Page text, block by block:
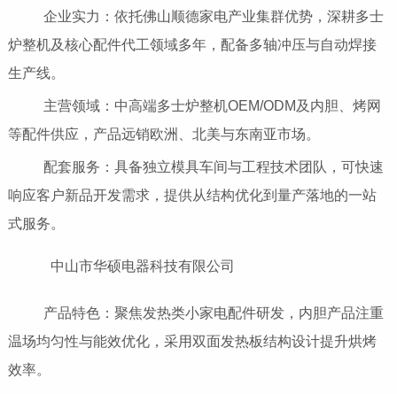
企业实力：依托佛山顺德家电产业集群优势，深耕多士
炉整机及核心配件代工领域多年，配备多轴冲压与自动焊接
生产线。
主营领域：中高端多士炉整机OEM/ODM及内胆、烤网
等配件供应，产品远销欧洲、北美与东南亚市场。
配套服务：具备独立模具车间与工程技术团队，可快速
响应客户新品开发需求，提供从结构优化到量产落地的一站
式服务。
中山市华硕电器科技有限公司
产品特色：聚焦发热类小家电配件研发，内胆产品注重
温场均匀性与能效优化，采用双面发热板结构设计提升烘烤
效率。